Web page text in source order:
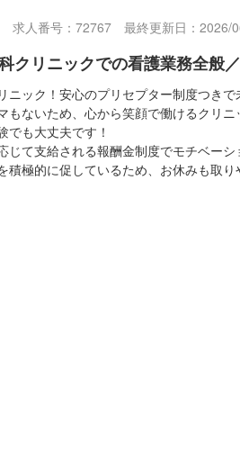
求人番号：72767 最終更新日：2026/
クリニックでの看護業務全般
ニック！安心のプリセプター制度つきで
もないため、心から笑顔で働けるクリ
でも大丈夫です！
じて支給される報酬金制度でモチベーシ
積極的に促しているため、お休みも取